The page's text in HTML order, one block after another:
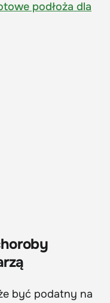
podłoża dla
być podatny na